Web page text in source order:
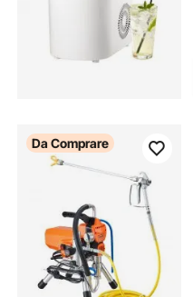
Da Comprare